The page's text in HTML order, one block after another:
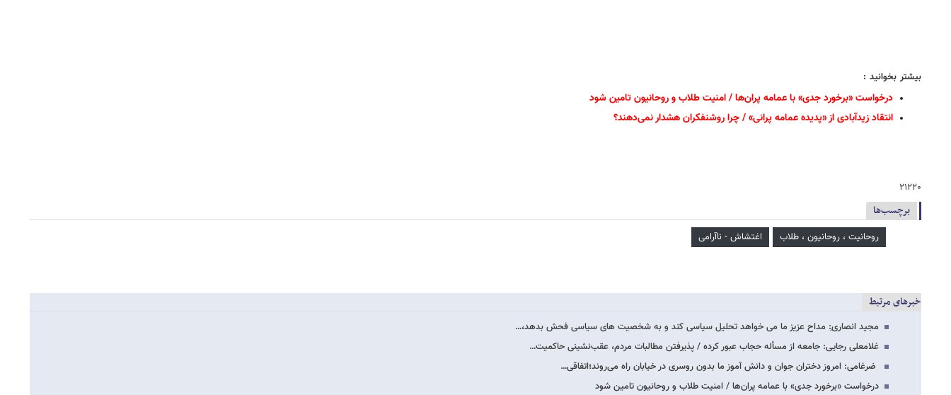
بیشتر بخوانید :
درخواست «برخورد جدی» با عمامه‌ پران‌ها / امنیت طلاب و روحانیون تامین شود
انتقاد زیدآبادی از «پدیده عمامه‌ پرانی» / چرا روشنفکران هشدار نمی‌دهند؟
۲۱۲۲۰
برچسب‌ها
روحانیت ، روحانیون ، طلاب اغتشاش - ناآرامی
خبرهای مرتبط
مجید انصاری:ِ مداح عزیز ما می خواهد تحلیل سیاسی کند و به شخصیت های سیاسی فحش بدهد،…
غلامعلی رجایی: جامعه از مسأله حجاب عبور کرده / پذیرفتن مطالبات مردم، عقب‌نشینی حاکمیت…
ضرغامی: امروز دختران جوان و دانش آموز ما بدون روسری در خیابان راه می‌روند؛اتفاقی…
درخواست «برخورد جدی» با عمامه‌ پران‌ها / امنیت طلاب و روحانیون تامین شود